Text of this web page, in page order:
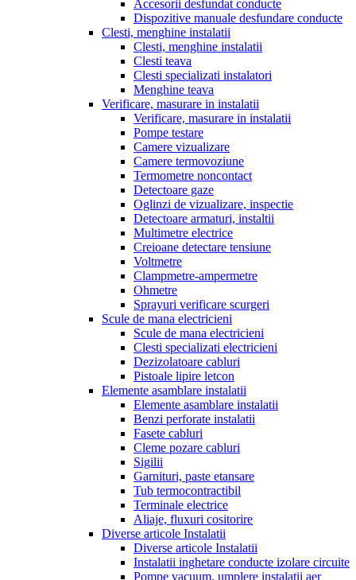
Accesorii desfundat conducte
Dispozitive manuale desfundare conducte
Clesti, menghine instalatii
Clesti, menghine instalatii
Clesti teava
Clesti specializati instalatori
Menghine teava
Verificare, masurare in instalatii
Verificare, masurare in instalatii
Pompe testare
Camere vizualizare
Camere termovoziune
Termometre noncontact
Detectoare gaze
Oglinzi de vizualizare, inspectie
Detectoare armaturi, instaltii
Multimetre electrice
Creioane detectare tensiune
Voltmetre
Clampmetre-ampermetre
Ohmetre
Sprayuri verificare scurgeri
Scule de mana electricieni
Scule de mana electricieni
Clesti specializati electricieni
Dezizolatoare cabluri
Pistoale lipire letcon
Elemente asamblare instalatii
Elemente asamblare instalatii
Benzi perforate instalatii
Fasete cabluri
Cleme pozare cabluri
Sigilii
Garnituri, paste etansare
Tub termocontractibil
Terminale electrice
Aliaje, fluxuri cositorire
Diverse articole Instalatii
Diverse articole Instalatii
Instalatii inghetare conducte izolare circuite
Pompe vacuum, umplere instalatii aer